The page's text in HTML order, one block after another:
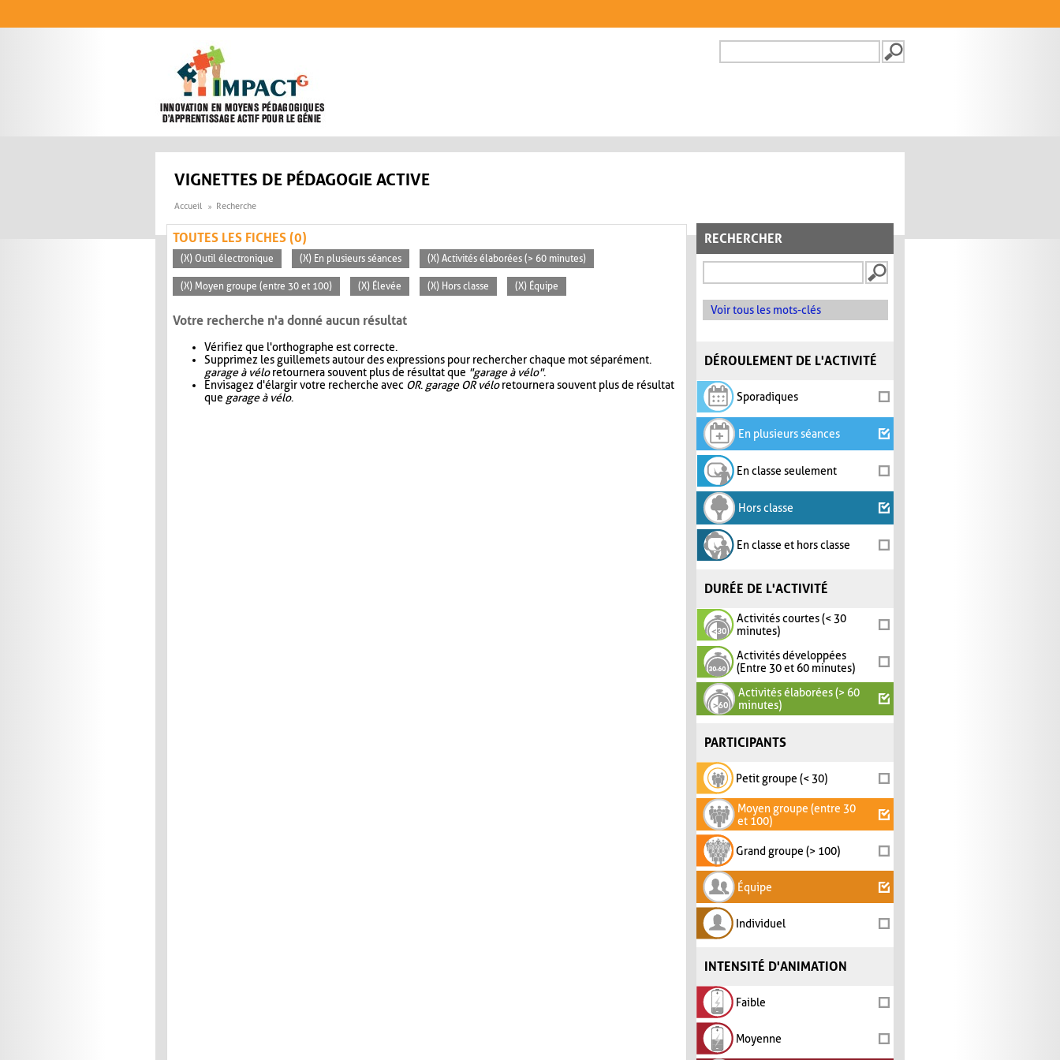
FORMULAIRE DE
VIGNETTES DE PÉDAGOGIE ACTIVE
Accueil Recherche
RECHERCHER
Voir tous les mots-clés
DÉROULEMENT DE L'ACTIVITÉ
Sporadiques
En plusieurs séances
En classe seulement
Hors classe
En classe et hors classe
DURÉE DE L'ACTIVITÉ
Activités courtes (< 30
minutes)
Activités développées
(Entre 30 et 60 minutes)
Activités élaborées (> 60
minutes)
PARTICIPANTS
Petit groupe (< 30)
Moyen groupe (entre 30
et 100)
Grand groupe (> 100)
Équipe
Individuel
INTENSITÉ D'ANIMATION
Faible
Moyenne
TOUTES LES FICHES (0)
(X) Outil électronique (X) En plusieurs séances (X) Activités élaborées (> 60 minutes)
(X) Moyen groupe (entre 30 et 100) (X) Élevée (X) Hors classe (X) Équipe
Votre recherche n'a donné aucun résultat
Vérifiez que l'orthographe est correcte.
Supprimez les guillemets autour des expressions pour rechercher chaque mot séparément.
garage à véloretournera souvent plus de résultat que "garage à vélo".
Envisagez d'élargir votre recherche avec OR. garage OR véloretournera souvent plus de résultat
que garage à vélo.